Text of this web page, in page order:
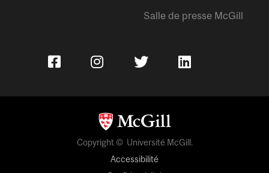
Salle de presse McGill
Copyright © Université McGill.
Accessibilité